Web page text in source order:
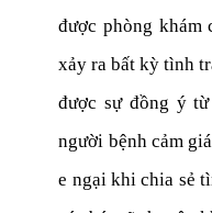
được phòng khám
xảy ra bất kỳ tình
được sự đồng ý
người bệnh cảm
e ngại khi chia sẻ